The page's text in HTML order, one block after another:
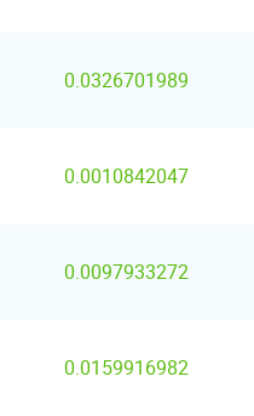
0.0326701989
0.0010842047
0.0097933272
0.0159916982